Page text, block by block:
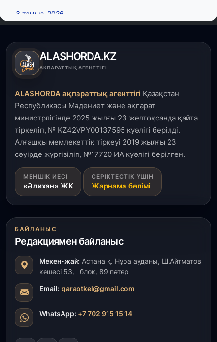
3 тамыз, 2026
Қызылордада 300 орындық аурухана,
салынып жатыр
1 тамыз, 2026
Кинопоиск Қазақстан азаматтарының ең
31 шілде, 2026
Ақмола облысындағы кездесуде кәсіпкерлер мен
ұстаздар «Әділет» партиясына өз ұсыныстарын
айтты
31 шілде, 2026
ҚР Президенті Орталық Азия елдеріне
ұзақмерзімді ынтымақтастық жоспарын әзірлеуді
ұсынды
«Ауыл аманаты»: Түркістанда 30,2 млрд теңгеге
4 223 жоба қаржыландырылды
31 шілде, 2026
Президент тапсырмасы орындалды: Шардара
толық ауыз сумен қамтылды
30 шілде, 2026
Түркістанда «Арыс-2» және Темір ауылының
ALASHORDA.KZ
АҚПАРАТТЫҚ АГЕНТТІГІ
ALASHORDA ақпараттық агенттігі Қазақстан
Республикасы Мәдениет және ақпарат
министрлігінде 2025 жылғы 23 желтоқсанда қайта
тіркеліп, № KZ42VPY00137595 куәлігі берілді.
Алғашқы мемлекеттік тіркеуі 2019 жылғы 23
сәуірде жүргізіліп, №17720 ИА куәлігі берілген.
МЕНШІК ИЕСІ
«Әлихан» ЖК
СЕРІКТЕСТІК ҮШІН
Жарнама бөлімі
БАЙЛАНЫС
Редакциямен байланыс
Мекен-жай: Астана қ. Нұра ауданы, Ш.Айтматов
көшесі 53, І блок, 89 пәтер
Email: qaraotkel@gmail.com
WhatsApp: +7 702 915 15 14